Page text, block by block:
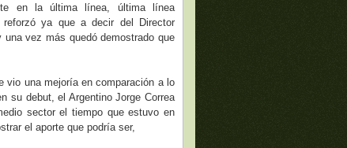
en la última línea, última línea
ya que a decir del Director
vez más quedó demostrado que
vio una mejoría en comparación a lo
su debut, el Argentino Jorge Correa
sector el tiempo que estuvo en
el aporte que podría ser,